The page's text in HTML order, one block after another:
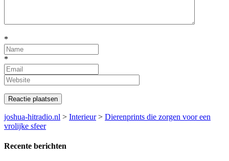
*
*
joshua-hitradio.nl > Interieur> Dierenprints die zorgen voor een
vrolijke sfeer
Recente berichten